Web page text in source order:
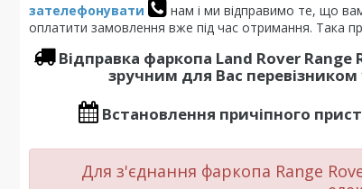
зателефонувати
нам і ми відправимо те, що
оплатити замовлення вже під час отримання. Така
Відправка фаркопа Land Rover Range
зручним для Вас перевізником
Встановлення причіпного
Для з'єднання фаркопа Range